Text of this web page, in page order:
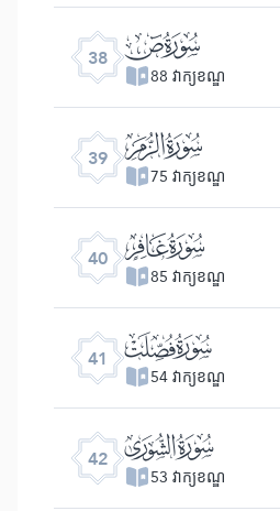
38 ﯓ
88 វាក្យខណ្ឌ
39 ﯔ
75 វាក្យខណ្ឌ
40 ﯕ
85 វាក្យខណ្ឌ
41 ﯖ
54 វាក្យខណ្ឌ
42 ﯗ
53 វាក្យខណ្ឌ